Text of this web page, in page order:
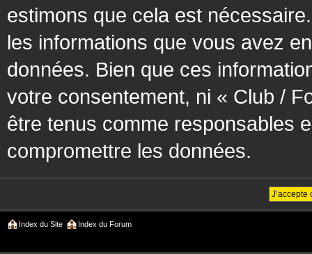
estimons que cela est
les informations que vous avez
données. Bien que ces
votre consentement, ni « Club /
être tenus comme responsables
compromettre les données.
Index du Site Index du Forum